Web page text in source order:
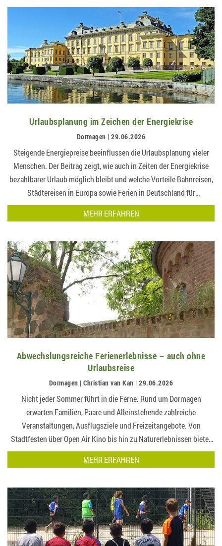
Urlaubsplanung im Zeichen der Energiekrise
Dormagen | 29.06.2026
Steigende Energiepreise beeinflussen die Urlaubsplanung vieler
Menschen. Der Beitrag zeigt, wie auch in Zeiten der Energiekrise
bezahlbarer Urlaub möglich bleibt und welche Vorteile Bahnreisen,
Städtereisen in Europa sowie Ferien in Deutschland für
Erholungssuchende bi…
MEHR ERFAHREN
Abwechslungsreiche Ferienerlebnisse – auch ohne
Urlaubsreise
Dormagen | Christian van Kan | 29.06.2026
Nicht jeder Sommer führt in die Ferne. Rund um Dormagen
erwarten Familien, Paare und Alleinstehende zahlreiche
Veranstaltungen, Ausflugsziele und Freizeitangebote. Von
Stadtfesten über Open Air Kino bis hin zu Naturerlebnissen bietet
die Region abwechslungsreiche Ferien direkt vor der H…
MEHR ERFAHREN